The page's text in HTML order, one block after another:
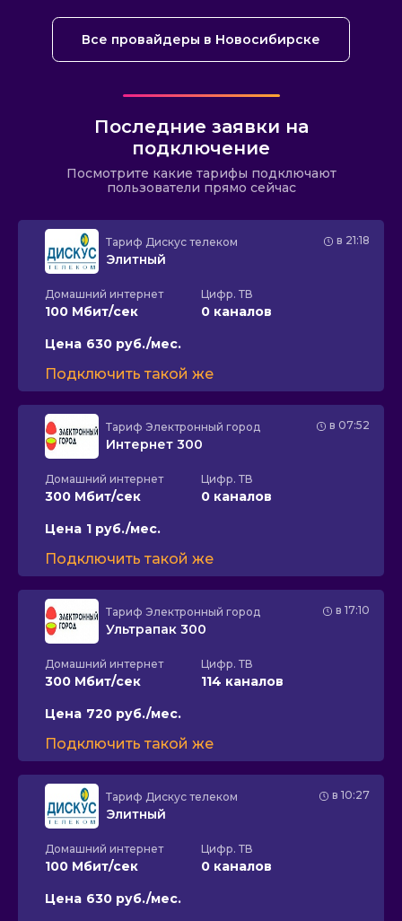
Все провайдеры в Новосибирске
Последние заявки на
подключение
Посмотрите какие тарифы подключают
пользователи прямо сейчас
в 21:18
Тариф Дискус телеком
Элитный
Домашний интернет
100 Мбит/сек
Цифр. ТВ
0 каналов
Цена 630 руб./мес.
Подключить такой же
в 07:52
Тариф Электронный город
Интернет 300
Домашний интернет
300 Мбит/сек
Цифр. ТВ
0 каналов
Цена 1 руб./мес.
Подключить такой же
в 17:10
Тариф Электронный город
Ультрапак 300
Домашний интернет
300 Мбит/сек
Цифр. ТВ
114 каналов
Цена 720 руб./мес.
Подключить такой же
в 10:27
Тариф Дискус телеком
Элитный
Домашний интернет
100 Мбит/сек
Цифр. ТВ
0 каналов
Цена 630 руб./мес.